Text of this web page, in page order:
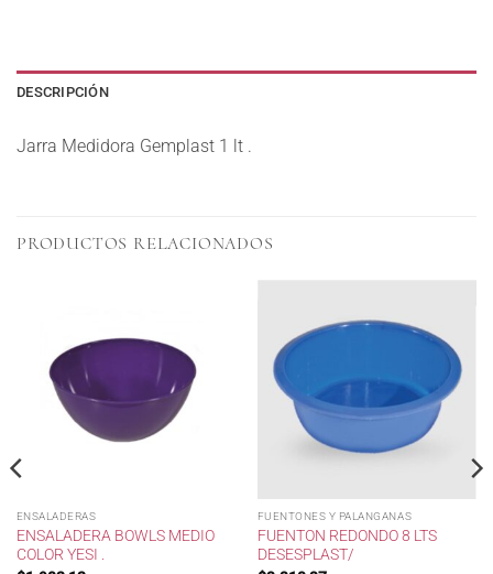
DESCRIPCIÓN
Jarra Medidora Gemplast 1 lt .
PRODUCTOS RELACIONADOS
ENSALADERAS
ENSALADERA BOWLS MEDIO
COLOR YESI .
FUENTONES Y PALANGANAS
FUENTON REDONDO 8 LTS
DESESPLAST/